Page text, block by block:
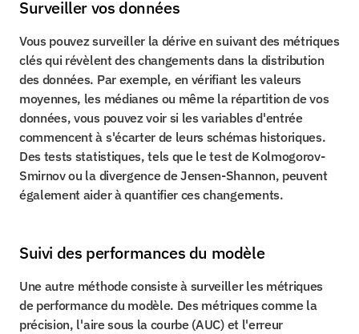
Surveiller vos données
Vous pouvez surveiller la dérive en suivant des métriques
clés qui révèlent des changements dans la distribution
des données. Par exemple, en vérifiant les valeurs
moyennes, les médianes ou même la répartition de vos
données, vous pouvez voir si les variables d'entrée
commencent à s'écarter de leurs schémas historiques.
Des tests statistiques, tels que le test de Kolmogorov-
Smirnov ou la divergence de Jensen-Shannon, peuvent
également aider à quantifier ces changements.
Suivi des performances du modèle
Une autre méthode consiste à surveiller les métriques
de performance du modèle. Des métriques comme la
précision, l'aire sous la courbe (AUC) et l'erreur